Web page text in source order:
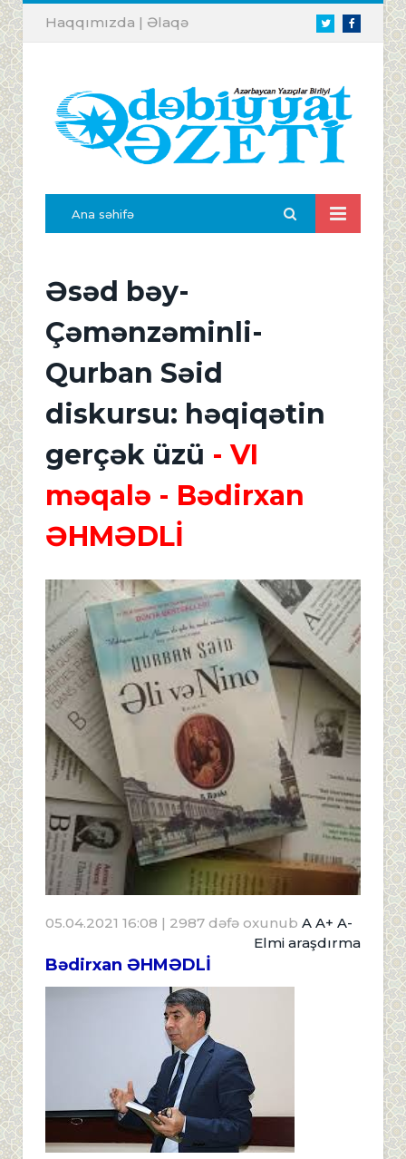
TwitterFacebook
Haqqımızda | Əlaqə
Ana səhifə
Əsəd bəy-
Çəmənzəminli-
Qurban Səid
diskursu: həqiqətin
gerçək üzü - VI
məqalə - Bədirxan
ƏHMƏDLİ
05.04.2021 16:08 | 2987 dəfə oxunub A A+ A-
Elmi araşdırma
Bədirxan ƏHMƏDLİ